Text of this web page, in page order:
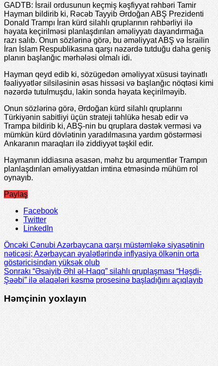
GADTB: İsrail ordusunun keçmiş kəşfiyyat rəhbəri Tamir
Hayman bildirib ki, Rəcəb Tayyib Ərdoğan ABŞ Prezidenti
Donald Trampı İran kürd silahlı qruplarının rəhbərliyi ilə
həyata keçirilməsi planlaşdırılan əməliyyatı dayandırmağa
razı salıb. Onun sözlərinə görə, bu əməliyyat ABŞ və İsrailin
İran İslam Respublikasına qarşı nəzərdə tutduğu daha geniş
planın başlanğıc mərhələsi olmalı idi.
Hayman qeyd edib ki, sözügedən əməliyyat xüsusi təyinatlı
fəaliyyətlər silsiləsinin əsas hissəsi və başlanğıc nöqtəsi kimi
nəzərdə tutulmuşdu, lakin sonda həyata keçirilməyib.
Onun sözlərinə görə, Ərdoğan kürd silahlı qruplarını
Türkiyənin sabitliyi üçün strateji təhlükə hesab edir və
Trampa bildirib ki, ABŞ-nin bu qruplara dəstək verməsi və
mümkün kürd dövlətinin yaradılmasına yardım göstərməsi
Ankaranın maraqları ilə ziddiyyət təşkil edir.
Haymanın iddiasına əsasən, məhz bu arqumentlər Trampın
planlaşdırılan əməliyyatdan imtina etməsində mühüm rol
oynayıb.
Paylaş
Facebook
Twitter
LinkedIn
Öncəki Cənubi Azərbaycana qarşı müstəmləkə siyasətinin
nəticəsi; Azərbaycan əyalətlərində inflyasiya ölkənin orta
göstəricisindən yüksək olub
Sonrakı“Əsaiyib Əhl əl-Haqq” silahlı qruplaşması “Həşdi-
Şəəbi” ilə əlaqələri kəsmə prosesinə başladığını açıqlayıb
Həmçinin yoxlayın